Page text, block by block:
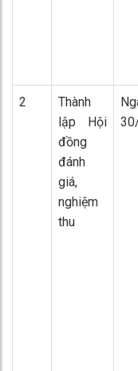
2
Thành
lập Hội
đồng
đánh
giá,
nghiệm
thu